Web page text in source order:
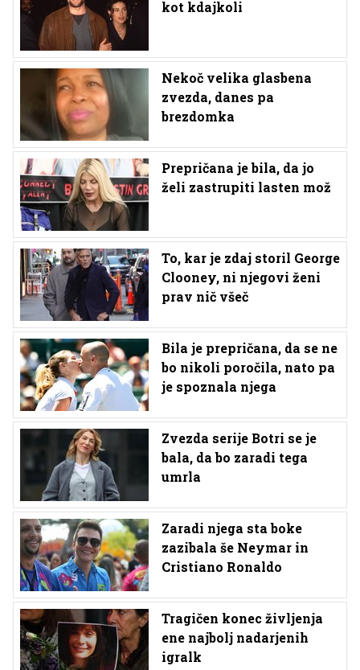
kot kdajkoli
Nekoč velika glasbena
zvezda, danes pa
brezdomka
Prepričana je bila, da jo
želi zastrupiti lasten mož
To, kar je zdaj storil George
Clooney, ni njegovi ženi
prav nič všeč
Bila je prepričana, da se ne
bo nikoli poročila, nato pa
je spoznala njega
Zvezda serije Botri se je
bala, da bo zaradi tega
umrla
Zaradi njega sta boke
zazibala še Neymar in
Cristiano Ronaldo
Tragičen konec življenja
ene najbolj nadarjenih
igralk